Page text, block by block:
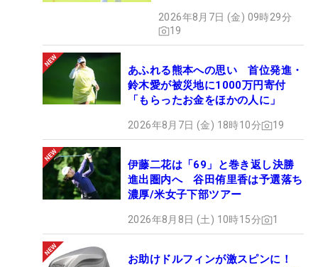
2026年8月7日 (金) 09時29分
19
あふれる熊本への思い 首位発進・
鈴木愛が被災地に1000万円寄付
「もらったお金をほかの人に」
2026年8月7日 (金) 18時10分 19
伊藤二花は「69」と巻き返し決勝
進出圏内へ 谷田侑里香は予選落ち
濃厚/米女子下部ツアー
2026年8月8日 (土) 10時15分 1
お助けドルフィンが激スピンに！